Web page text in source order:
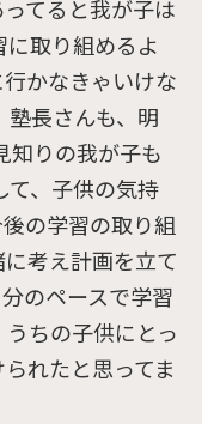
てると我が子は
取り組めるよ
かなきゃいけな
塾長さんも、明
知りの我が子も
て、子供の気持
の学習の取り組
考え計画を立て
のペースで学習
ちの子供にとっ
れたと思ってま